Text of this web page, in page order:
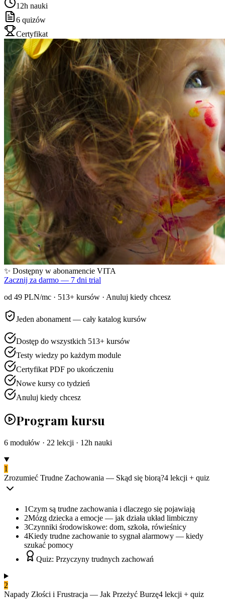
12h nauki
6 quizów
Certyfikat
✨ Dostępny w abonamencie VITA
Zacznij za darmo — 7 dni trial
od 49 PLN/mc · 513+ kursów · Anuluj kiedy chcesz
Jeden abonament — cały katalog kursów
Dostęp do wszystkich 513+ kursów
Testy wiedzy po każdym module
Certyfikat PDF po ukończeniu
Nowe kursy co tydzień
Anuluj kiedy chcesz
Program kursu
6 modułów · 22 lekcji · 12h nauki
1
Zrozumieć Trudne Zachowania — Skąd się biorą?4 lekcji + quiz
1Czym są trudne zachowania i dlaczego się pojawiają
2Mózg dziecka a emocje — jak działa układ limbiczny
3Czynniki środowiskowe: dom, szkoła, rówieśnicy
4Kiedy trudne zachowanie to sygnał alarmowy — kiedy
szukać pomocy
Quiz: Przyczyny trudnych zachowań
2
Napady Złości i Frustracja — Jak Przeżyć Burzę4 lekcji + quiz